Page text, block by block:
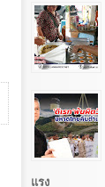
แรง